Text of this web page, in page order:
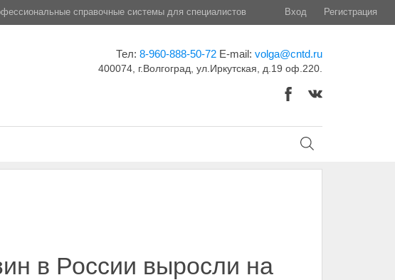
справочные системы для специалистов Вход Регистрация
Тел: 8-960-888-50-72 E-mail: volga@cntd.ru
400074, г.Волгоград, ул.Иркутская, д.19 оф.220.
в России выросли на